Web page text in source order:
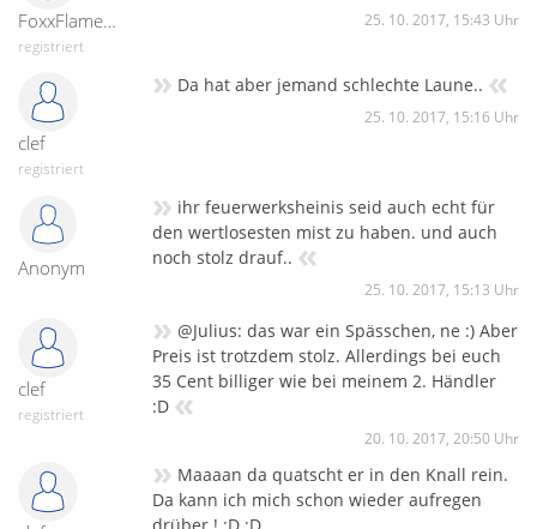
FoxxFlameTv
registriert
25. 10. 2017, 15:43 Uhr
clef
registriert
» Da hat aber jemand schlechte Laune.. «
25. 10. 2017, 15:16 Uhr
Anonym
» ihr feuerwerksheinis seid auch echt für
den wertlosesten mist zu haben. und auch
noch stolz drauf.. «
25. 10. 2017, 15:13 Uhr
clef
registriert
» @Julius: das war ein Spässchen, ne :) Aber
Preis ist trotzdem stolz. Allerdings bei euch
35 Cent billiger wie bei meinem 2. Händler
:D «
20. 10. 2017, 20:50 Uhr
» Maaaan da quatscht er in den Knall rein.
Da kann ich mich schon wieder aufregen
drüber ! :D :D